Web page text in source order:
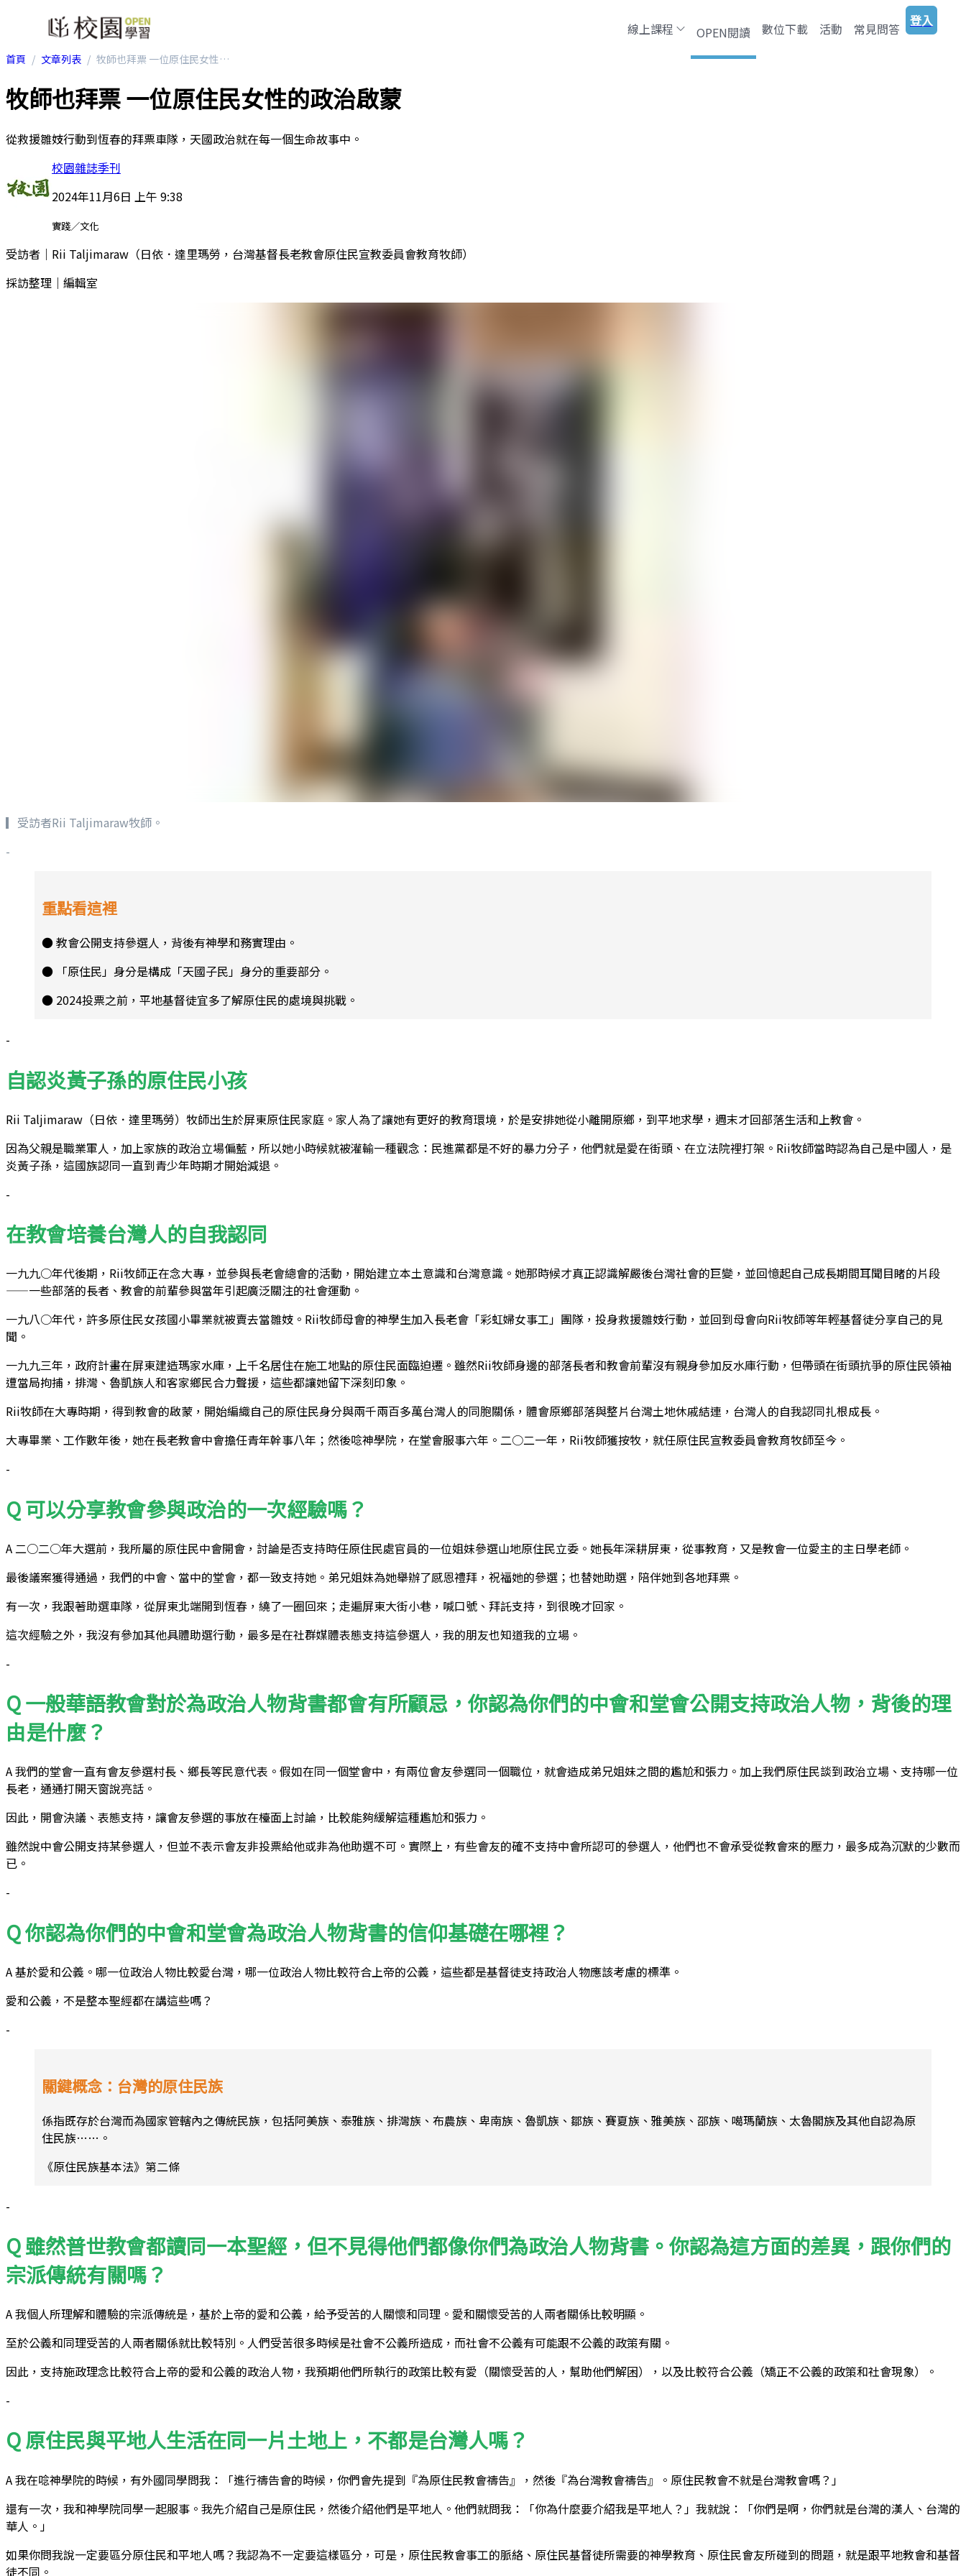
線上課程 OPEN閱讀 數位下載 活動 常見問答 登入
首頁 文章列表 牧師也拜票 一位原住民女性的政治啟蒙
牧師也拜票 一位原住民女性的政治啟蒙
從救援雛妓行動到恆春的拜票車隊，天國政治就在每一個生命故事中。
校園雜誌季刊
2024年11月6日 上午 9:38
實踐／文化
受訪者｜Rii Taljimaraw（日依．達里瑪勞，台灣基督長老教會原住民宣教委員會教育牧師）
採訪整理｜編輯室
▎受訪者Rii Taljimaraw牧師。
-
重點看這裡
● 教會公開支持參選人，背後有神學和務實理由。
● 「原住民」身分是構成「天國子民」身分的重要部分。
● 2024投票之前，平地基督徒宜多了解原住民的處境與挑戰。
-
自認炎黃子孫的原住民小孩
Rii Taljimaraw（日依．達里瑪勞）牧師出生於屏東原住民家庭。家人為了讓她有更好的教育環境，於是安排她從小離開原鄉，到平地求學，週末才回部落生活和上教會。
因為父親是職業軍人，加上家族的政治立場偏藍，所以她小時候就被灌輸一種觀念：民進黨都是不好的暴力分子，他們就是愛在街頭、在立法院裡打架。Rii牧師當時認為自己是中國人，是
炎黃子孫，這國族認同一直到青少年時期才開始減退。
-
在教會培養台灣人的自我認同
一九九○年代後期，Rii牧師正在念大專，並參與長老會總會的活動，開始建立本土意識和台灣意識。她那時候才真正認識解嚴後台灣社會的巨變，並回憶起自己成長期間耳聞目睹的片段
——一些部落的長者、教會的前輩參與當年引起廣泛關注的社會運動。
一九八○年代，許多原住民女孩國小畢業就被賣去當雛妓。Rii牧師母會的神學生加入長老會「彩虹婦女事工」團隊，投身救援雛妓行動，並回到母會向Rii牧師等年輕基督徒分享自己的見
聞。
一九九三年，政府計畫在屏東建造瑪家水庫，上千名居住在施工地點的原住民面臨迫遷。雖然Rii牧師身邊的部落長者和教會前輩沒有親身參加反水庫行動，但帶頭在街頭抗爭的原住民領袖
遭當局拘捕，排灣、魯凱族人和客家鄉民合力聲援，這些都讓她留下深刻印象。
Rii牧師在大專時期，得到教會的啟蒙，開始編織自己的原住民身分與兩千兩百多萬台灣人的同胞關係，體會原鄉部落與整片台灣土地休戚結連，台灣人的自我認同扎根成長。
大專畢業、工作數年後，她在長老教會中會擔任青年幹事八年；然後唸神學院，在堂會服事六年。二○二一年，Rii牧師獲按牧，就任原住民宣教委員會教育牧師至今。
-
Q 可以分享教會參與政治的一次經驗嗎？
A 二○二○年大選前，我所屬的原住民中會開會，討論是否支持時任原住民處官員的一位姐妹參選山地原住民立委。她長年深耕屏東，從事教育，又是教會一位愛主的主日學老師。
最後議案獲得通過，我們的中會、當中的堂會，都一致支持她。弟兄姐妹為她舉辦了感恩禮拜，祝福她的參選；也替她助選，陪伴她到各地拜票。
有一次，我跟著助選車隊，從屏東北端開到恆春，繞了一圈回來；走遍屏東大街小巷，喊口號、拜託支持，到很晚才回家。
這次經驗之外，我沒有參加其他具體助選行動，最多是在社群媒體表態支持這參選人，我的朋友也知道我的立場。
-
Q 一般華語教會對於為政治人物背書都會有所顧忌，你認為你們的中會和堂會公開支持政治人物，背後的理
由是什麼？
A 我們的堂會一直有會友參選村長、鄉長等民意代表。假如在同一個堂會中，有兩位會友參選同一個職位，就會造成弟兄姐妹之間的尷尬和張力。加上我們原住民談到政治立場、支持哪一位
長老，通通打開天窗說亮話。
因此，開會決議、表態支持，讓會友參選的事放在檯面上討論，比較能夠緩解這種尷尬和張力。
雖然說中會公開支持某參選人，但並不表示會友非投票給他或非為他助選不可。實際上，有些會友的確不支持中會所認可的參選人，他們也不會承受從教會來的壓力，最多成為沉默的少數而
已。
-
Q 你認為你們的中會和堂會為政治人物背書的信仰基礎在哪裡？
A 基於愛和公義。哪一位政治人物比較愛台灣，哪一位政治人物比較符合上帝的公義，這些都是基督徒支持政治人物應該考慮的標準。
愛和公義，不是整本聖經都在講這些嗎？
-
關鍵概念：台灣的原住民族
係指既存於台灣而為國家管轄內之傳統民族，包括阿美族、泰雅族、排灣族、布農族、卑南族、魯凱族、鄒族、賽夏族、雅美族、邵族、噶瑪蘭族、太魯閣族及其他自認為原
住民族……。
《原住民族基本法》第二條
-
Q 雖然普世教會都讀同一本聖經，但不見得他們都像你們為政治人物背書。你認為這方面的差異，跟你們的
宗派傳統有關嗎？
A 我個人所理解和體驗的宗派傳統是，基於上帝的愛和公義，給予受苦的人關懷和同理。愛和關懷受苦的人兩者關係比較明顯。
至於公義和同理受苦的人兩者關係就比較特別。人們受苦很多時候是社會不公義所造成，而社會不公義有可能跟不公義的政策有關。
因此，支持施政理念比較符合上帝的愛和公義的政治人物，我預期他們所執行的政策比較有愛（關懷受苦的人，幫助他們解困），以及比較符合公義（矯正不公義的政策和社會現象）。
-
Q 原住民與平地人生活在同一片土地上，不都是台灣人嗎？
A 我在唸神學院的時候，有外國同學問我：「進行禱告會的時候，你們會先提到『為原住民教會禱告』，然後『為台灣教會禱告』。原住民教會不就是台灣教會嗎？」
還有一次，我和神學院同學一起服事。我先介紹自己是原住民，然後介紹他們是平地人。他們就問我：「你為什麼要介紹我是平地人？」我就說：「你們是啊，你們就是台灣的漢人、台灣的
華人。」
如果你問我說一定要區分原住民和平地人嗎？我認為不一定要這樣區分，可是，原住民教會事工的脈絡、原住民基督徒所需要的神學教育、原住民會友所碰到的問題，就是跟平地教會和基督
徒不同。